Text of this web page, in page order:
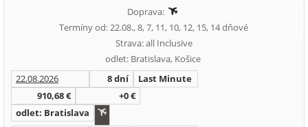
Doprava:
Termíny od: 22.08., 8, 7, 11, 10, 12, 15, 14 dňové
Strava: all Inclusive
odlet: Bratislava, Košice
22.08.2026
8 dní
Last Minute
910,68 €
+0 €
odlet: Bratislava